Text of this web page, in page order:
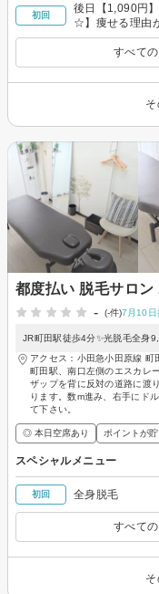
初回
後日【1,090円
☆】痩せる理由
スリムコース全
すべて
都度払い 脱毛サロン
-
(-件)7月10日
JR町田駅徒歩4分✨光脱毛全身
アクセス：小田急小田原線
町田駅、南口左側のエスカレ
ザップを背に反対の道路に渡
ります。数m進み、右手にド
て下さい。
◎ 本日空席あり ポイントが
スペシャルメニュー
初回 全身脱毛
すべて